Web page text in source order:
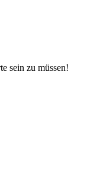
sein zu müssen!